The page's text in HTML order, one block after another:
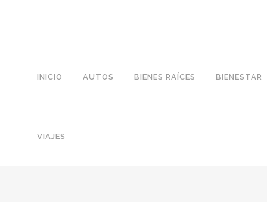
INICIO AUTOS BIENES RAÍCES BIENESTAR
VIAJES